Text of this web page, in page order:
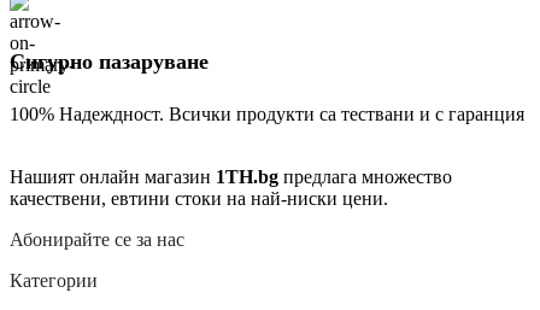
Сигурно пазаруване
100% Надеждност. Всички продукти са тествани и с гаранция
Нашият онлайн магазин 1TH.bg предлага множество
качествени, евтини стоки на най-ниски цени.
Абонирайте се за нас
Категории